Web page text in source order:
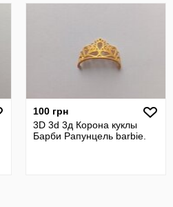
100 грн
3D 3d 3д Корона куклы
Барби Рапунцель barbie.